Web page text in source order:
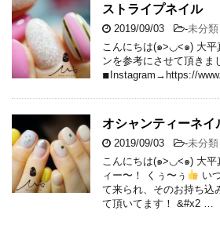
ストライプネイル
2019/09/03 -未分類
こんにちは(๑>◡<๑) 大平
ンを参考にさせて頂きま
◾︎Instagram→https://
オシャンティーネイ
2019/09/03 -未分類
こんにちは(๑>◡<๑) 大平
ィー〜！ くぅ〜ぅ
い
て来られ、そのお持ち込
て頂いてます！ &#x2 …